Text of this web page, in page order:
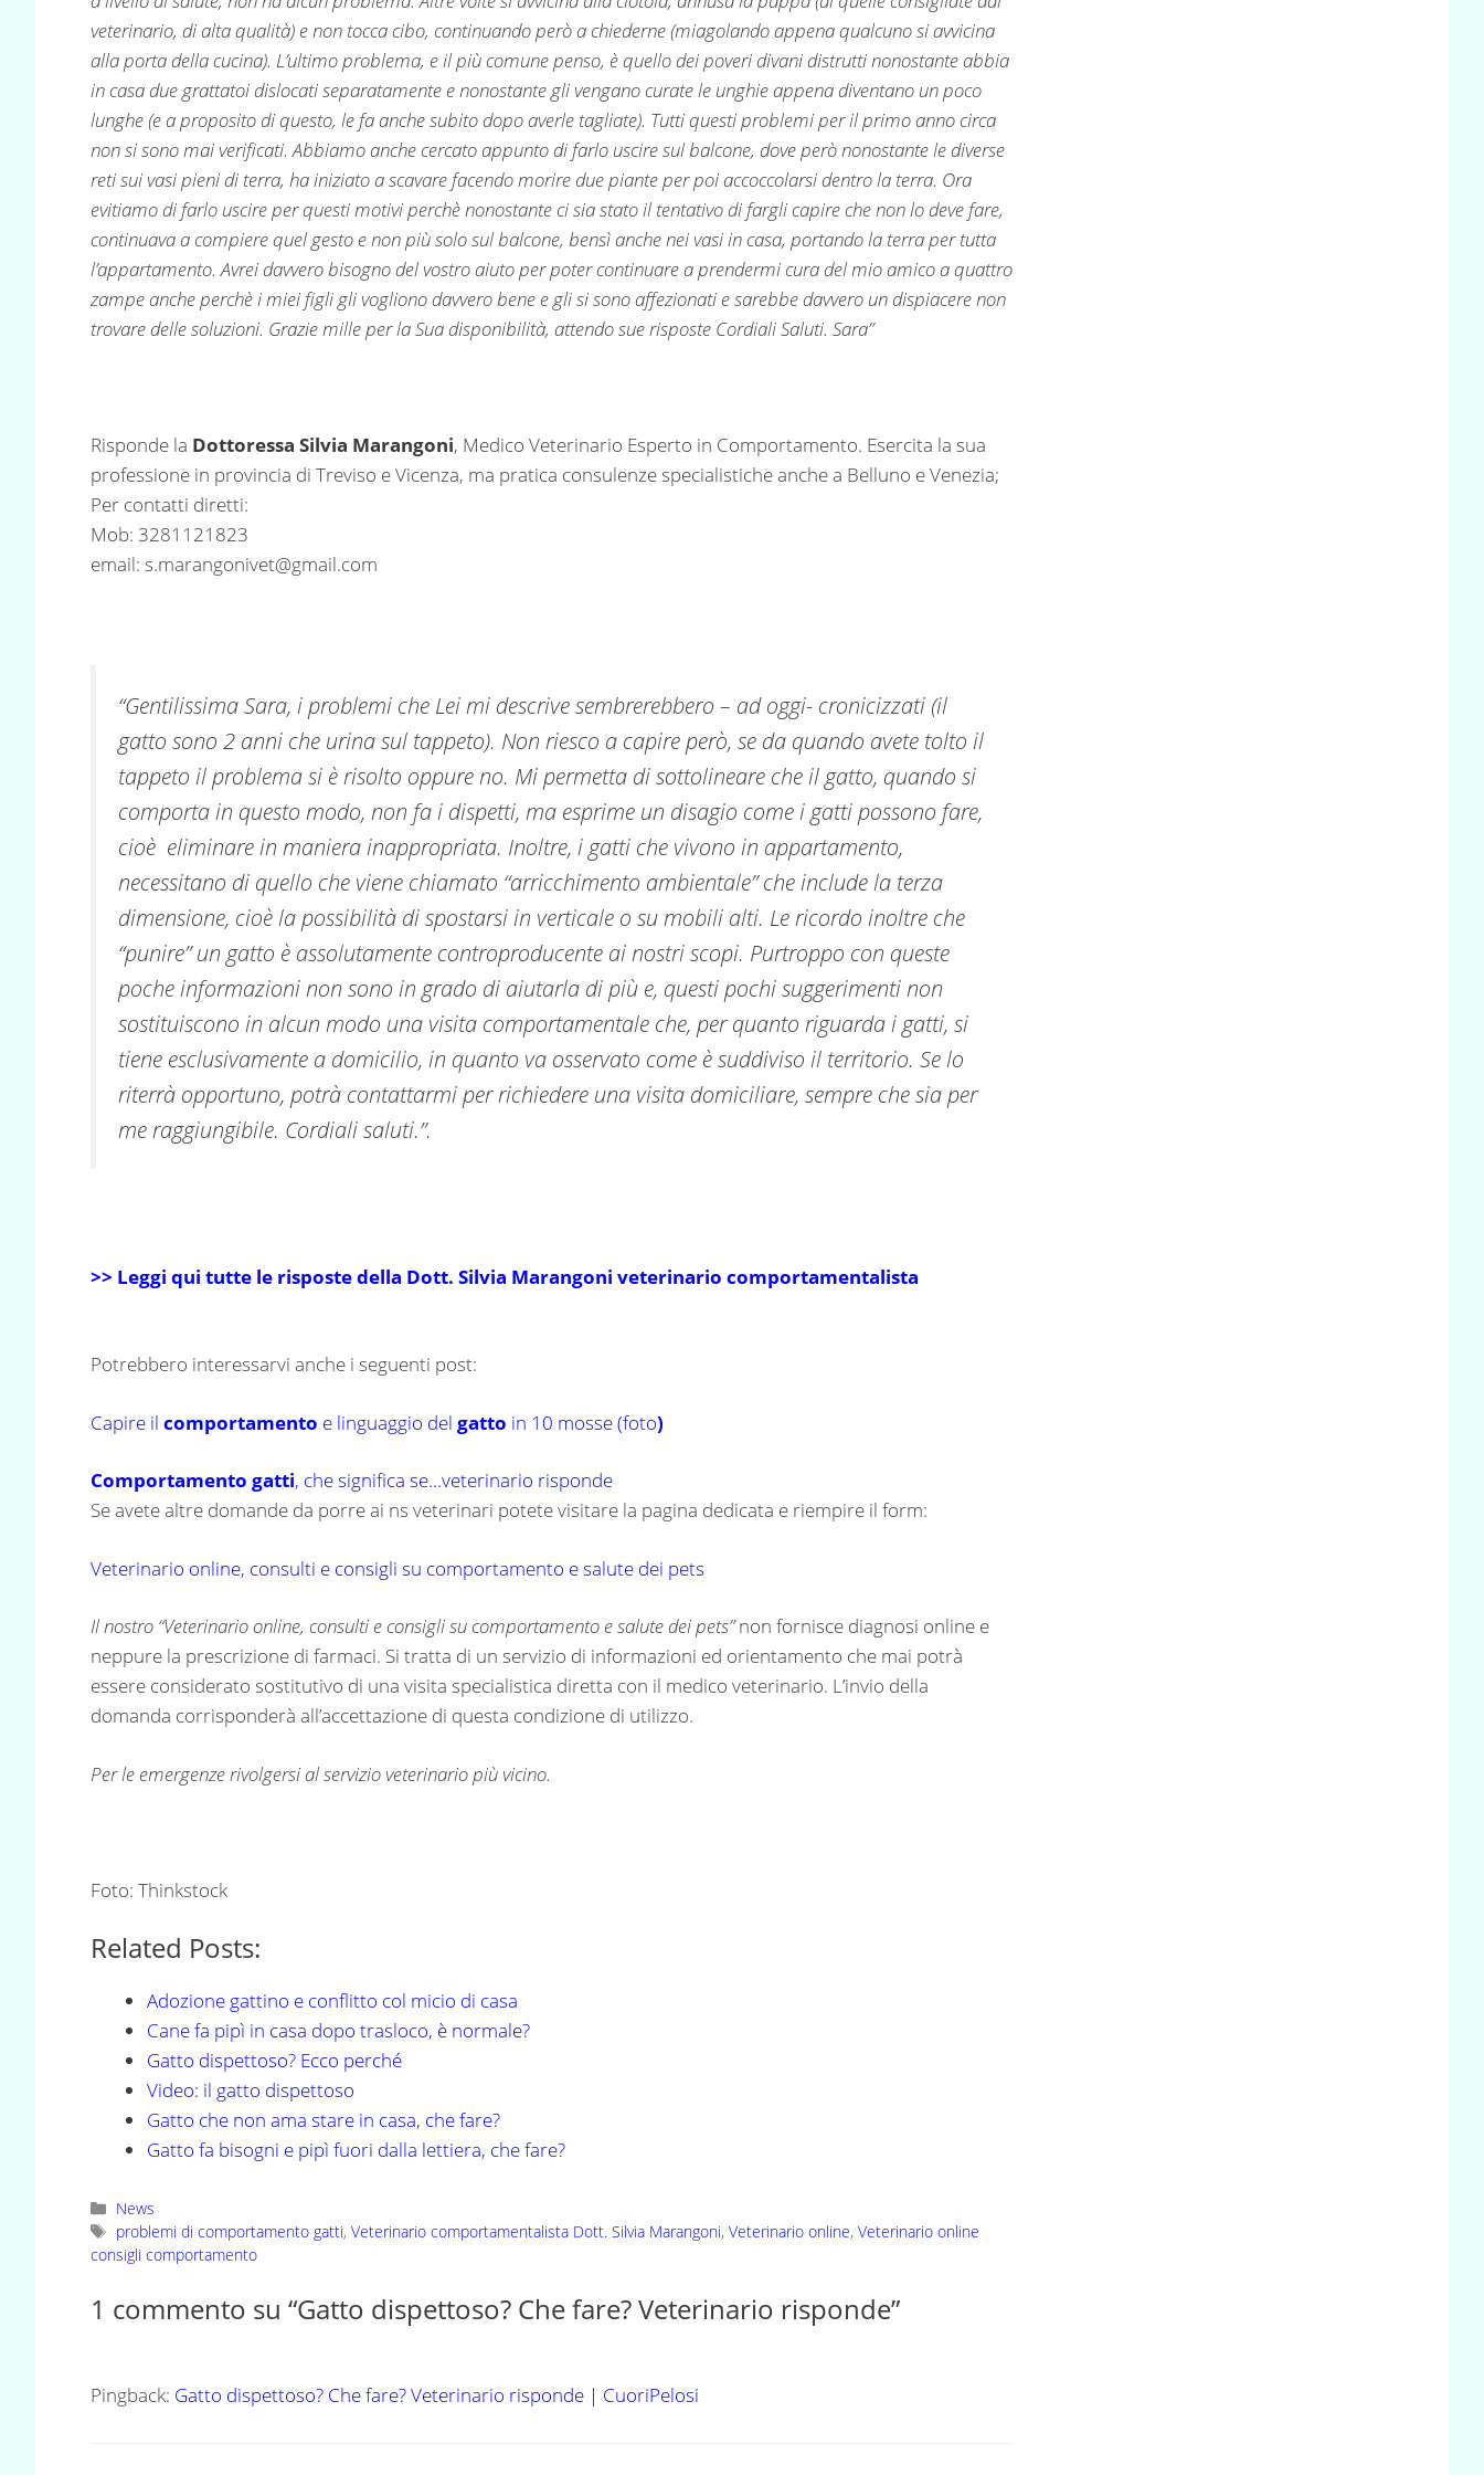
veterinario, di alta qualità) e non tocca cibo, continuando però a chiederne (miagolando appena qualcuno si avvicina
alla porta della cucina). L’ultimo problema, e il più comune penso, è quello dei poveri divani distrutti nonostante abbia
in casa due grattatoi dislocati separatamente e nonostante gli vengano curate le unghie appena diventano un poco
lunghe (e a proposito di questo, le fa anche subito dopo averle tagliate). Tutti questi problemi per il primo anno circa
non si sono mai verificati. Abbiamo anche cercato appunto di farlo uscire sul balcone, dove però nonostante le diverse
reti sui vasi pieni di terra, ha iniziato a scavare facendo morire due piante per poi accoccolarsi dentro la terra. Ora
evitiamo di farlo uscire per questi motivi perchè nonostante ci sia stato il tentativo di fargli capire che non lo deve fare,
continuava a compiere quel gesto e non più solo sul balcone, bensì anche nei vasi in casa, portando la terra per tutta
l’appartamento. Avrei davvero bisogno del vostro aiuto per poter continuare a prendermi cura del mio amico a quattro
zampe anche perchè i miei figli gli vogliono davvero bene e gli si sono affezionati e sarebbe davvero un dispiacere non
trovare delle soluzioni. Grazie mille per la Sua disponibilità, attendo sue risposte Cordiali Saluti. Sara”
Risponde la Dottoressa Silvia Marangoni, Medico Veterinario Esperto in Comportamento. Esercita la sua
professione in provincia di Treviso e Vicenza, ma pratica consulenze specialistiche anche a Belluno e Venezia;
Per contatti diretti:
Mob: 3281121823
email: s.marangonivet@gmail.com
“Gentilissima Sara, i problemi che Lei mi descrive sembrerebbero – ad oggi- cronicizzati (il
gatto sono 2 anni che urina sul tappeto). Non riesco a capire però, se da quando avete tolto il
tappeto il problema si è risolto oppure no. Mi permetta di sottolineare che il gatto, quando si
comporta in questo modo, non fa i dispetti, ma esprime un disagio come i gatti possono fare,
cioè eliminare in maniera inappropriata. Inoltre, i gatti che vivono in appartamento,
necessitano di quello che viene chiamato “arricchimento ambientale” che include la terza
dimensione, cioè la possibilità di spostarsi in verticale o su mobili alti. Le ricordo inoltre che
“punire” un gatto è assolutamente controproducente ai nostri scopi. Purtroppo con queste
poche informazioni non sono in grado di aiutarla di più e, questi pochi suggerimenti non
sostituiscono in alcun modo una visita comportamentale che, per quanto riguarda i gatti, si
tiene esclusivamente a domicilio, in quanto va osservato come è suddiviso il territorio. Se lo
riterrà opportuno, potrà contattarmi per richiedere una visita domiciliare, sempre che sia per
me raggiungibile. Cordiali saluti.”.
>> Leggi qui tutte le risposte della Dott. Silvia Marangoni veterinario comportamentalista
Potrebbero interessarvi anche i seguenti post:
Capire il comportamento e linguaggio del gatto in 10 mosse (foto)
Comportamento gatti, che significa se…veterinario risponde
Se avete altre domande da porre ai ns veterinari potete visitare la pagina dedicata e riempire il form:
Veterinario online, consulti e consigli su comportamento e salute dei pets
Il nostro “Veterinario online, consulti e consigli su comportamento e salute dei pets”non fornisce diagnosi online e
neppure la prescrizione di farmaci. Si tratta di un servizio di informazioni ed orientamento che mai potrà
essere considerato sostitutivo di una visita specialistica diretta con il medico veterinario. L’invio della
domanda corrisponderà all’accettazione di questa condizione di utilizzo.
Per le emergenze rivolgersi al servizio veterinario più vicino.
Foto: Thinkstock
Related Posts:
Adozione gattino e conflitto col micio di casa
Cane fa pipì in casa dopo trasloco, è normale?
Gatto dispettoso? Ecco perché
Video: il gatto dispettoso
Gatto che non ama stare in casa, che fare?
Gatto fa bisogni e pipì fuori dalla lettiera, che fare?
Categorie
News
Tag
problemi di comportamento gatti,Veterinario comportamentalista Dott. Silvia Marangoni,Veterinario online,Veterinario online
consigli comportamento
1 commento su “Gatto dispettoso? Che fare? Veterinario risponde”
Pingback: Gatto dispettoso? Che fare? Veterinario risponde | CuoriPelosi